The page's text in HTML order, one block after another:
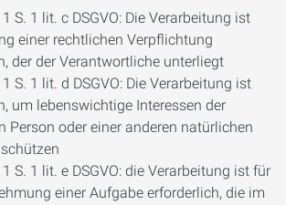
S. 1 lit. c DSGVO: Die Verarbeitung ist
einer rechtlichen Verpflichtung
der der Verantwortliche unterliegt
S. 1 lit. d DSGVO: Die Verarbeitung ist
um lebenswichtige Interessen der
Person oder einer anderen natürlichen
S. 1 lit. e DSGVO: die Verarbeitung ist für
einer Aufgabe erforderlich, die im